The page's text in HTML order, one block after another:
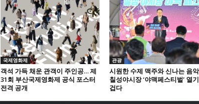
국제영화제
객석 가득 채운 관객이 주인공… 제
31회 부산국제영화제 공식 포스터
전격 공개
관광
시원한 수제 맥주와 신나는 음
칠성야시장 ‘야맥페스티벌’ 열
겁다